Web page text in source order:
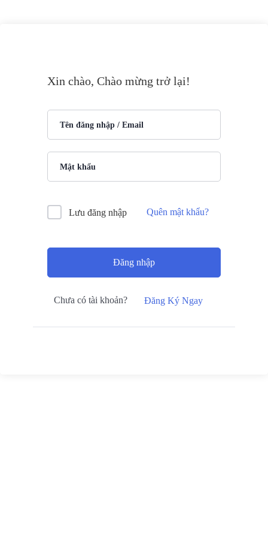
Xin chào, Chào mừng trở lại!
Lưu đăng nhập Quên mật khẩu?
Đăng nhập
Chưa có tài khoản? Đăng Ký Ngay